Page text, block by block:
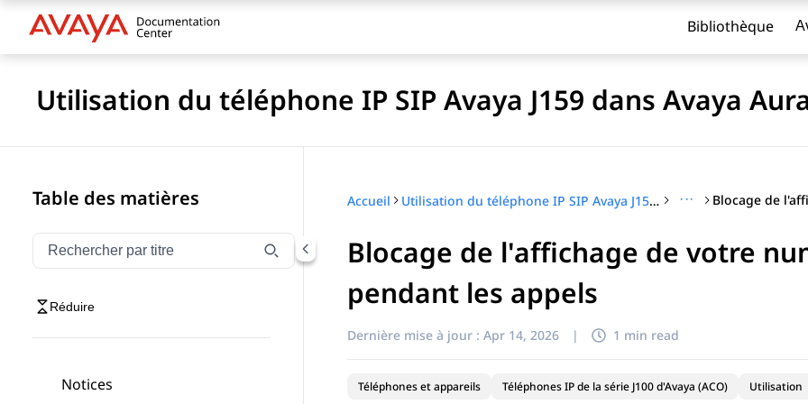
Bibliothèque
Utilisation du téléphone IP SIP Avaya J159 dans Avaya
Table des matières
Filtrer la navigation par titre
Saisissez pour filtrer les éléments de navigation par titre
Réduire
Notices
Accueil Utilisation du téléphone IP SIP Avaya J159 dans Avaya Aura® ···
Blocage de l'affichage de votre
pendant les appels
Dernière mise à jour : Apr 14, 2026 | 1 min read
Téléphones et appareils Téléphones IP de la série J100 d'Avaya (ACO) Utilisation